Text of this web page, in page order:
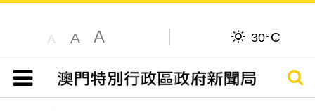
A A A 30°C
目錄
搜尋